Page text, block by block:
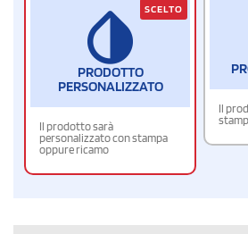
PRODOTTO
PERSONALIZZATO
Il prodotto sarà
personalizzato con stampa
oppure ricamo
SCELTO
Il